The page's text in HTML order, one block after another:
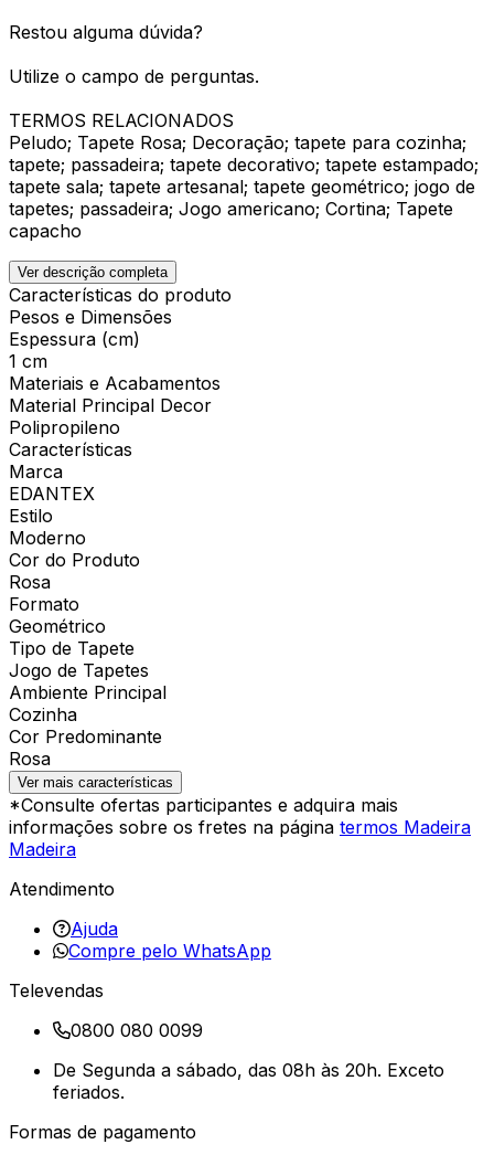
Restou alguma dúvida?
Utilize o campo de perguntas.
TERMOS RELACIONADOS
Peludo; Tapete Rosa; Decoração; tapete para cozinha;
tapete; passadeira; tapete decorativo; tapete estampado;
tapete sala; tapete artesanal; tapete geométrico; jogo de
tapetes; passadeira; Jogo americano; Cortina; Tapete
capacho
Ver descrição completa
Características do produto
Pesos e Dimensões
Espessura (cm)
1 cm
Materiais e Acabamentos
Material Principal Decor
Polipropileno
Características
Marca
EDANTEX
Estilo
Moderno
Cor do Produto
Rosa
Formato
Geométrico
Tipo de Tapete
Jogo de Tapetes
Ambiente Principal
Cozinha
Cor Predominante
Rosa
Ver mais características
*Consulte ofertas participantes e adquira mais
informações sobre os fretes na página termos Madeira
Madeira
Atendimento
Ajuda
Compre pelo WhatsApp
Televendas
0800 080 0099
De Segunda a sábado, das 08h às 20h. Exceto
feriados.
Formas de pagamento